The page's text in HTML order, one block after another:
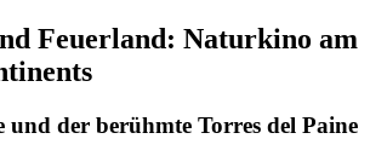
Feuerland: Naturkino am
und der berühmte Torres del Paine